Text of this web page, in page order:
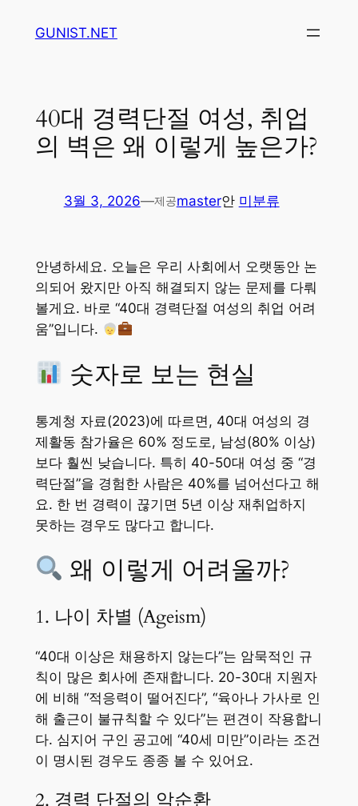
GUNIST.NET
40대 경력단절 여성, 취업
의 벽은 왜 이렇게 높은가?
3월 3, 2026—제공master안 미분류
안녕하세요. 오늘은 우리 사회에서 오랫동안 논
의되어 왔지만 아직 해결되지 않는 문제를 다뤄
볼게요. 바로 “40대 경력단절 여성의 취업 어려
움”입니다.
숫자로 보는 현실
통계청 자료(2023)에 따르면, 40대 여성의 경
제활동 참가율은 60% 정도로, 남성(80% 이상)
보다 훨씬 낮습니다. 특히 40-50대 여성 중 “경
력단절”을 경험한 사람은 40%를 넘어선다고 해
요. 한 번 경력이 끊기면 5년 이상 재취업하지
못하는 경우도 많다고 합니다.
왜 이렇게 어려울까?
1. 나이 차별 (Ageism)
“40대 이상은 채용하지 않는다”는 암묵적인 규
칙이 많은 회사에 존재합니다. 20-30대 지원자
에 비해 “적응력이 떨어진다”, “육아나 가사로 인
해 출근이 불규칙할 수 있다”는 편견이 작용합니
다. 심지어 구인 공고에 “40세 미만”이라는 조건
이 명시된 경우도 종종 볼 수 있어요.
2. 경력 단절의 악순환